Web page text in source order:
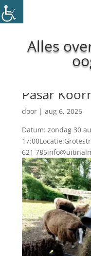
Alles
Pasar
door | aug 6, 2026
Datum: zondag 30
621